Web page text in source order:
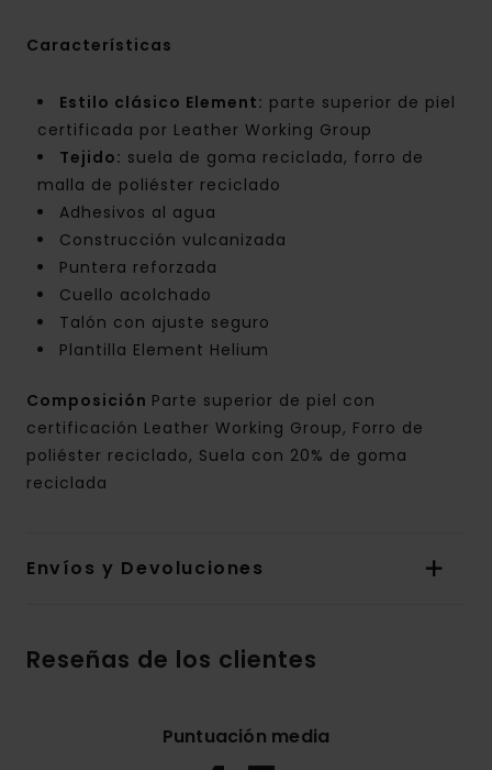
Características
Estilo clásico Element: parte superior de piel
certificada por Leather Working Group
Tejido: suela de goma reciclada, forro de
malla de poliéster reciclado
Adhesivos al agua
Construcción vulcanizada
Puntera reforzada
Cuello acolchado
Talón con ajuste seguro
Plantilla Element Helium
Composición Parte superior de piel con
certificación Leather Working Group, Forro de
poliéster reciclado, Suela con 20% de goma
reciclada
Envíos y Devoluciones
Reseñas de los clientes
Puntuación media